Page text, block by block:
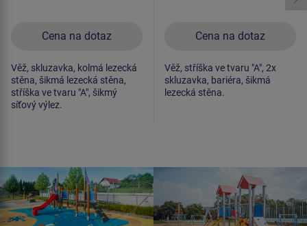
Cena na dotaz
Věž, skluzavka, kolmá lezecká
stěna, šikmá lezecká stěna,
stříška ve tvaru "A", šikmý
síťový výlez.
Cena na dotaz
Věž, stříška ve tvaru "A", 2x
skluzavka, bariéra, šikmá
lezecká stěna.